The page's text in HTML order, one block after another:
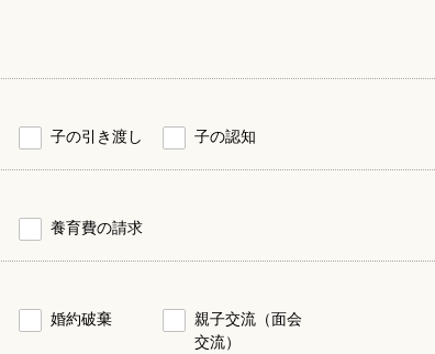
子の引き渡し 子の認知
養育費の請求
婚約破棄
親子交流（面会
交流）